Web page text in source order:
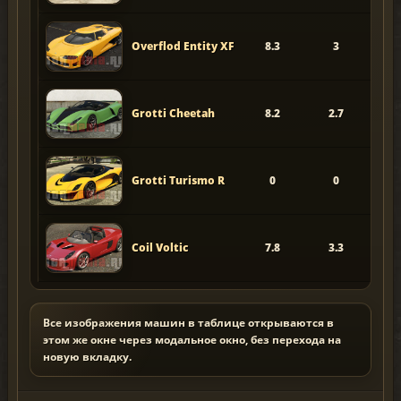
Overflod Entity XF 8.3 3
Grotti Cheetah 8.2 2.7
Grotti Turismo R 0 0
Coil Voltic 7.8 3.3
Все изображения машин в таблице открываются в
этом же окне через модальное окно, без перехода на
новую вкладку.